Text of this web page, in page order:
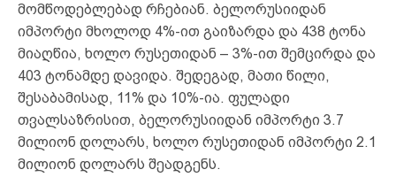
მომწოდებლებად რჩებიან. ბელორუსიიდან
იმპორტი მხოლოდ 4%-ით გაიზარდა და 438 ტონა
მიაღწია, ხოლო რუსეთიდან – 3%-ით შემცირდა და
403 ტონამდე დავიდა. შედეგად, მათი წილი,
შესაბამისად, 11% და 10%-ია. ფულადი
თვალსაზრისით, ბელორუსიიდან იმპორტი 3.7
მილიონ დოლარს, ხოლო რუსეთიდან იმპორტი 2.1
მილიონ დოლარს შეადგენს.